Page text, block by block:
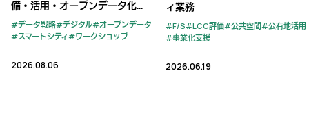
備・活用・オープンデータ化
（Project LINKS）の推進に向け
たユースケース開発実証調査／
に関する調査等業務
データ戦略 デジタル
オープンデータ
スマートシティ
ワークショップ
2026.08.06
ィ業務
F/S LCC評価 公共空間
公有地活用
事業化支援
2026.06.19